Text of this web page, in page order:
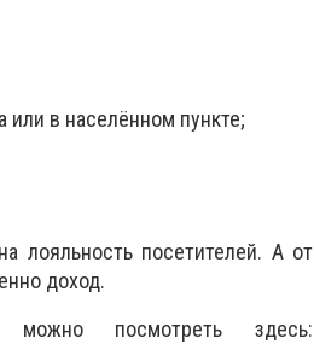
или в населённом пункте;
лояльность посетителей. А от
доход.
можно посмотреть здесь: